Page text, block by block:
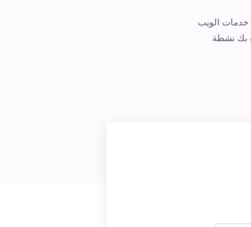
خدمات الويب
بك نشطة